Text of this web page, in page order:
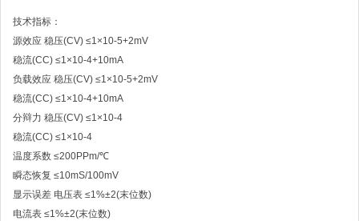
技术指标：
源效应 稳压(CV) ≤1×10-5+2mV
稳流(CC) ≤1×10-4+10mA
负载效应 稳压(CV) ≤1×10-5+2mV
稳流(CC) ≤1×10-4+10mA
分辩力 稳压(CV) ≤1×10-4
稳流(CC) ≤1×10-4
温度系数 ≤200PPm/℃
瞬态恢复 ≤10mS/100mV
显示误差 电压表 ≤1%±2(末位数)
电流表 ≤1%±2(末位数)